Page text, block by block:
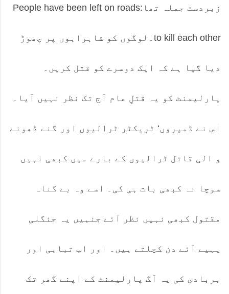
زبردست جملہ تھا:People have been left on roads
to kill each other۔لوگوں کو شاہراہوں پر چھوڑ
دیا گیا ہے کہ ایک دوسرے کو قتل کریں۔
پارلیمنٹ کو یہ قتلِ عام آج تک نظر نہیں آیا۔
اس نے ڈمپروں‘ ٹریکٹر ٹرالیوں اور گنے ڈھونے
و الی قاتل ٹرالیوں کے بارے میں کبھی نہیں
سوچا نہ کبھی بات ہی کی۔ اسے وہ بے گناہ
مقتول کبھی نہیں نظر آئے جنہیں یہ جنگلی
پہیے آئے دن کچلتے ہیں۔ اور اب تباہی اور
بربادی کی یہ آگ پارلیمنٹ کے اپنے گھر تک